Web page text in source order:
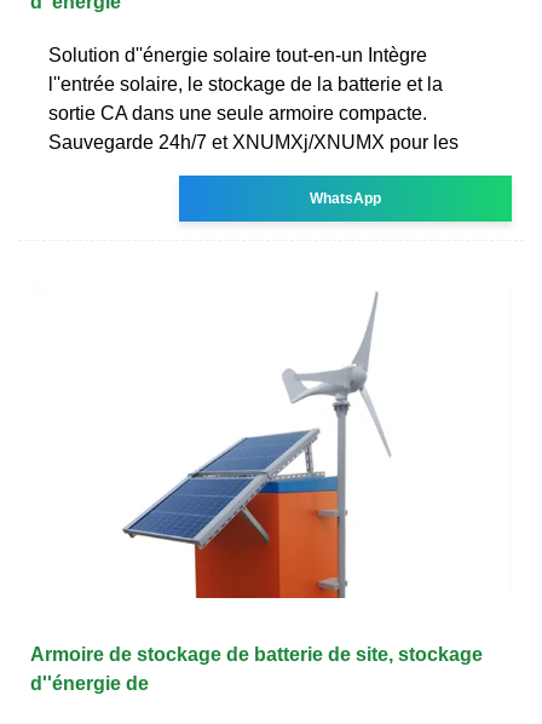
Solution d''énergie solaire tout-en-un Intègre
l''entrée solaire, le stockage de la batterie et la
sortie CA dans une seule armoire compacte.
Sauvegarde 24h/7 et XNUMXj/XNUMX pour les
WhatsApp
Armoire de stockage de batterie de site, stockage
d''énergie de